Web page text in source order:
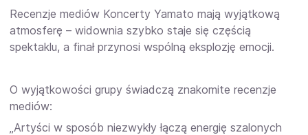
Recenzje mediów Koncerty Yamato mają wyjątkową
atmosferę – widownia szybko staje się częścią
spektaklu, a finał przynosi wspólną eksplozję emocji.
O wyjątkowości grupy świadczą znakomite recenzje
mediów:
„Artyści w sposób niezwykły łączą energię szalonych